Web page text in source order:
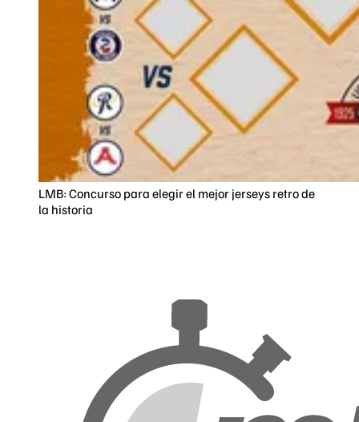
LMB: Concurso para elegir el mejor jerseys retro de
la historia